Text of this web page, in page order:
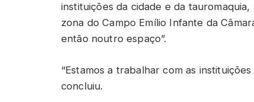
instituições da cidade e da
zona do Campo Emílio Infante da
então noutro espaço”.
“Estamos a trabalhar com as
concluiu.